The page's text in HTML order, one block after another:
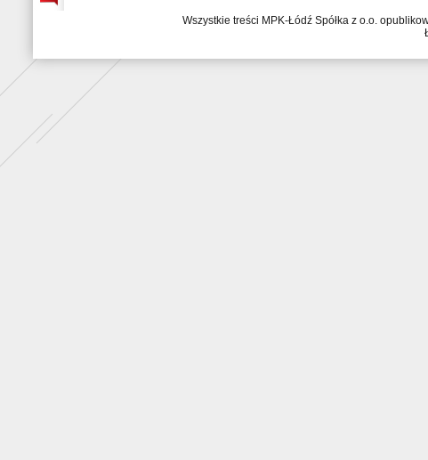
Wszystkie treści MPK-Łódź Spółka z o.o.